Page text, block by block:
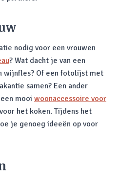
nodig voor een vrouwen
? Wat dacht je van een
wijnfles? Of een fotolijst met
samen? Een ander
mooi woonaccessoire voor
het koken. Tijdens het
je genoeg ideeën op voor